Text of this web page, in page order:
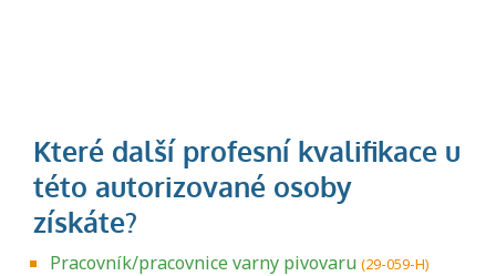
Pracovník/pracovnice varny pivovaru (29-059-H)